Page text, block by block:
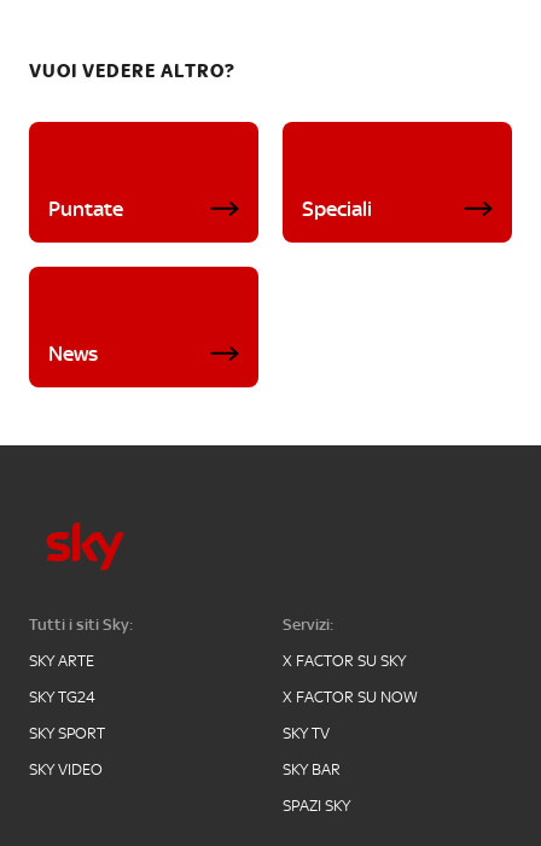
VUOI VEDERE ALTRO?
Puntate Speciali
News
Tutti i siti Sky:
SKY ARTE
SKY TG24
SKY SPORT
SKY VIDEO
Servizi:
X FACTOR SU SKY
X FACTOR SU NOW
SKY TV
SKY BAR
SPAZI SKY